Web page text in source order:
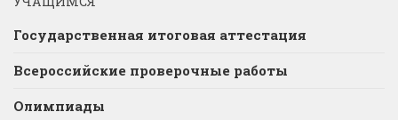
Государственная итоговая аттестация
Всероссийские проверочные работы
Олимпиады